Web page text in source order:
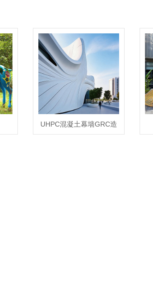
UHPC混凝土幕墙GRC造
型商业综合体